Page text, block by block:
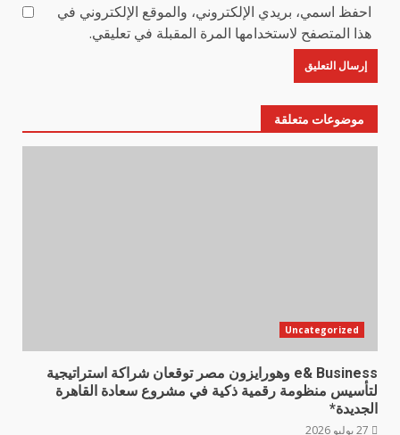
احفظ اسمي، بريدي الإلكتروني، والموقع الإلكتروني في
هذا المتصفح لاستخدامها المرة المقبلة في تعليقي.
موضوعات متعلقة
Uncategorized
e& Business وهورايزون مصر توقعان شراكة استراتيجية
لتأسيس منظومة رقمية ذكية في مشروع سعادة القاهرة
الجديدة*